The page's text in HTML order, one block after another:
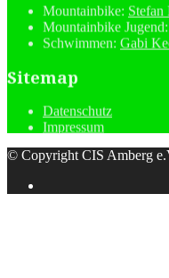
Mountainbike: Stefan
Mountainbike Jugend:
Schwimmen: Gabi
Sitemap
Datenschutz
Impressum
© Copyright CIS Amberg